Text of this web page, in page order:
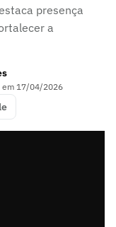
presença
a
em 17/04/2026